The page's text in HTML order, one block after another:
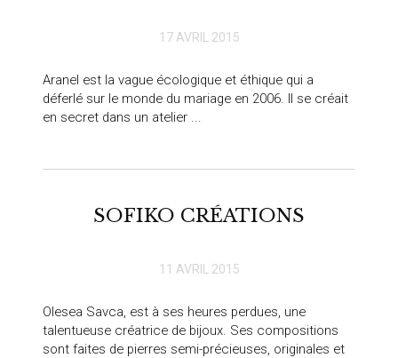
17 AVRIL 2015
Aranel est la vague écologique et éthique qui a
déferlé sur le monde du mariage en 2006. Il se créait
en secret dans un atelier ...
SOFIKO CRÉATIONS
11 AVRIL 2015
Olesea Savca, est à ses heures perdues, une
talentueuse créatrice de bijoux. Ses compositions
sont faites de pierres semi-précieuses, originales et